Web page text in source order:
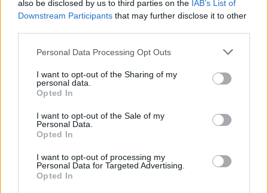
also be disclosed by us to third parties on the IAB’s List of
Downstream Participants that may further disclose it to other
Personal Data Processing Opt Outs
I want to opt-out of the Sharing of my
personal data.
Opted In
I want to opt-out of the Sale of my
Personal Data.
Opted In
I want to opt-out of processing my
Personal Data for Targeted Advertising.
Opted In
στην εξυπηρέτηση ληξιπρόθεσμων οφειλών